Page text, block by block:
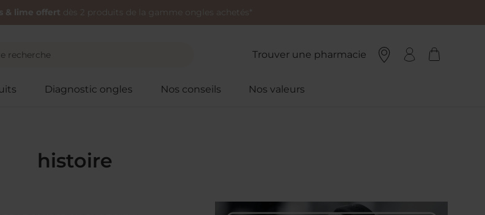
& lime offert dès 2 produits de la gamme ongles achetés*
Trouver une pharmacie
Diagnostic ongles Nos conseils Nos valeurs
histoire